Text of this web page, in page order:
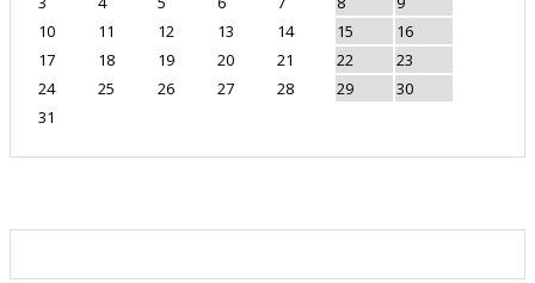
10
11 12 13 14 15
16
17
18 19 20 21 22
23
24
25 26 27 28 29
30
31